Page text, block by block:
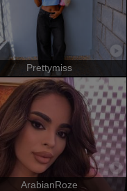
Prettymiss
ArabianRoze